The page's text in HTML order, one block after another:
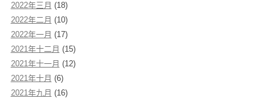
2022年三月 (18)
2022年二月 (10)
2022年一月 (17)
2021年十二月 (15)
2021年十一月 (12)
2021年十月 (6)
2021年九月 (16)